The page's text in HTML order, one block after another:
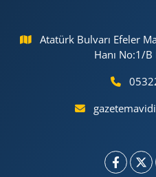
Atatürk Bulvarı Efeler
Hanı No:1/